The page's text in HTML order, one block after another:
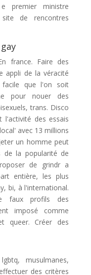
premier ministre
de rencontres
france. Faire des
appli de la véracité
facile que l'on soit
pour nouer des
trans. Disco
l'activité des essais
avec 13 millions
un homme peut
de la popularité de
de grindr a
entière, les plus
bi, à l'international.
faux profils des
imposé comme
queer. Créer des
musulmanes,
des critères